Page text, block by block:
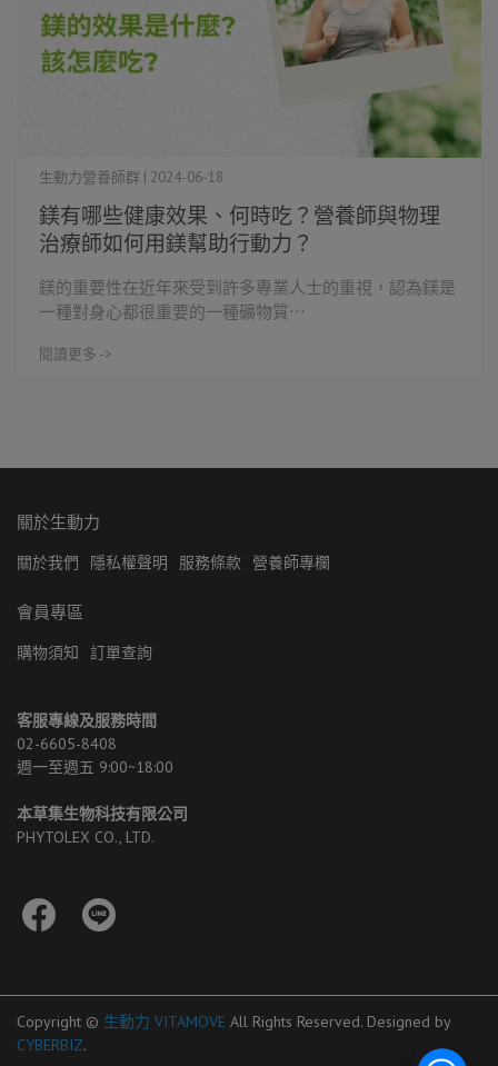
鎂有哪些健康效果、何時吃？營養師與物理
治療師如何用鎂幫助行動力？
生動力營養師群 | 2024-06-18
鎂的重要性在近年來受到許多專業人士的重視，認為鎂是
一種對身心都很重要的一種礦物質⋯
閱讀更多 ->
關於生動力
關於我們 隱私權聲明 服務條款 營養師專欄
會員專區
購物須知 訂單查詢
客服專線及服務時間
02-6605-8408
週一至週五 9:00~18:00
本草集生物科技有限公司
PHYTOLEX CO., LTD.
Copyright © 生動力 VITAMOVE All Rights Reserved. Designed by
CYBERBIZ.